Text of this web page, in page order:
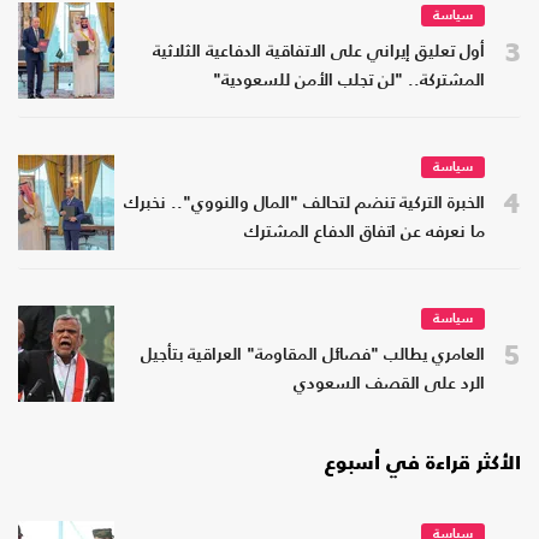
3
سياسة
أول تعليق إيراني على الاتفاقية الدفاعية الثلاثية
المشتركة.. "لن تجلب الأمن للسعودية"
4
سياسة
الخبرة التركية تنضم لتحالف "المال والنووي".. نخبرك
ما نعرفه عن اتفاق الدفاع المشترك
5
سياسة
العامري يطالب "فصائل المقاومة" العراقية بتأجيل
الرد على القصف السعودي
الأكثر قراءة في أسبوع
سياسة